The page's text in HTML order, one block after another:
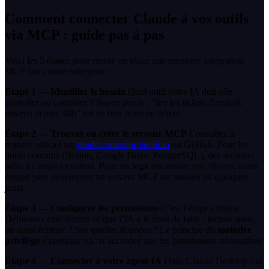
Comment connecter Claude à vos outils
via MCP : guide pas à pas
Voici les 5 étapes pour mettre en place une première intégration
MCP dans votre entreprise :
Étape 1 — Identifier le besoin Quel outil votre IA doit-elle
consulter ou contrôler ? Soyez précis : “lire les tickets Zendesk
ouverts depuis 48h” est un bon point de départ.
Étape 2 — Trouver ou créer le serveur MCP Consultez le
registre officiel sur modelcontextprotocol.io ou GitHub. Pour les
outils courants (Notion, Google Drive, PostgreSQL), des serveurs
prêts à l’emploi existent. Pour les logiciels métier spécifiques, notre
équipe peut développer un serveur MCP sur mesure en quelques
jours.
Étape 3 — Configurer les permissions C’est l’étape critique.
Définissez exactement ce que l’IA a le droit de faire : lecture seule,
ou aussi écriture ? Sur quelles données ? Le principe du moindre
privilège s’applique ici : n’accordez que les permissions nécessaires.
Étape 4 — Connecter à votre agent IA Dans Claude Desktop (ou